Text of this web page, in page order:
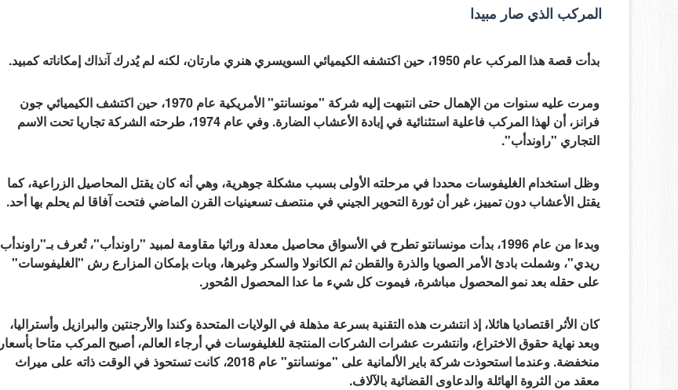
المركب الذي صار مبيدا
بدأت قصة هذا المركب عام 1950، حين اكتشفه الكيميائي السويسري هنري مارتان، لكنه لم يُدرك آنذاك إمكاناته كمبيد.
ومرت عليه سنوات من الإهمال حتى انتبهت إليه شركة "مونسانتو" الأمريكية عام 1970، حين اكتشف الكيميائي جون
فرانز، أن لهذا المركب فاعلية استثنائية في إبادة الأعشاب الضارة. وفي عام 1974، طرحته الشركة تجاريا تحت الاسم
التجاري "راوندأب".
وظل استخدام الغليفوسات محددا في مرحلته الأولى بسبب مشكلة جوهرية، وهي أنه كان يقتل المحاصيل الزراعية، كما
يقتل الأعشاب دون تمييز، غير أن ثورة التحوير الجيني في منتصف تسعينيات القرن الماضي فتحت آفاقا لم يحلم بها أحد.
وبدءا من عام 1996، بدأت مونسانتو تطرح في الأسواق محاصيل معدلة وراثيا مقاومة لمبيد "راوندأب"، تُعرف بـ"راوندأب
ريدي"، وشملت بادئ الأمر الصويا والذرة والقطن ثم الكانولا والسكر وغيرها، وبات بإمكان المزارع رش "الغليفوسات"
على حقله بعد نمو المحصول مباشرة، فيموت كل شيء ما عدا المحصول المُحور.
كان الأثر اقتصاديا هائلا، إذ انتشرت هذه التقنية بسرعة مذهلة في الولايات المتحدة وكندا والأرجنتين والبرازيل وأستراليا،
وبعد نهاية حقوق الاختراع، وانتشرت عشرات الشركات المنتجة للغليفوسات في أرجاء العالم، أصبح المركب متاحا بأسعار
منخفضة. وعندما استحوذت شركة باير الألمانية على "مونسانتو" عام 2018، كانت تستحوذ في الوقت ذاته على ميراث
معقد من الثروة الهائلة والدعاوى القضائية بالآلاف.